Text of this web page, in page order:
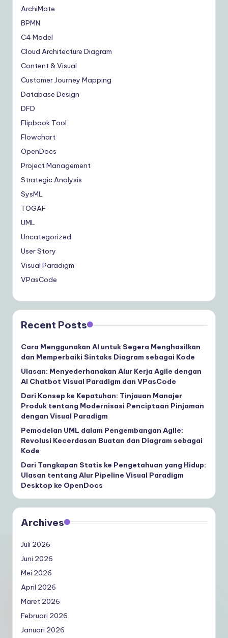
ArchiMate
BPMN
C4 Model
Cloud Architecture Diagram
Content & Visual
Customer Journey Mapping
Database Design
DFD
Flipbook Tool
Flowchart
OpenDocs
Project Management
Strategic Analysis
SysML
TOGAF
UML
Uncategorized
User Story
Visual Paradigm
VPasCode
Recent Posts
Cara Menggunakan AI untuk Segera Menghasilkan
dan Memperbaiki Sintaks Diagram sebagai Kode
Ulasan: Menyederhanakan Alur Kerja Agile dengan
AI Chatbot Visual Paradigm dan VPasCode
Dari Konsep ke Kepatuhan: Tinjauan Manajer
Produk tentang Modernisasi Penciptaan Pinjaman
dengan Visual Paradigm
Pemodelan UML dalam Pengembangan Agile:
Revolusi Kecerdasan Buatan dan Diagram sebagai
Kode
Dari Tangkapan Statis ke Pengetahuan yang Hidup:
Ulasan tentang Alur Pipeline Visual Paradigm
Desktop ke OpenDocs
Archives
Juli 2026
Juni 2026
Mei 2026
April 2026
Maret 2026
Februari 2026
Januari 2026